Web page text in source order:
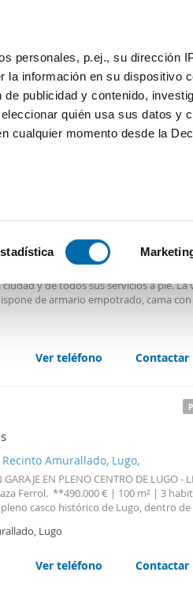
personales, p.ej., su dirección
información en su dispositivo
publicidad y contenido,
quién usa sus datos y
cualquier momento desde la
buscar características
personales y establezca
su consentimiento en
contenido y los anuncios,
información sobre el uso
y análisis web, quienes
o que hayan recopilado a
Habitaciones Más filtros - 2
y de todos sus servicios a pie. La
de armario empotrado, cama con
Ver teléfono Contactar
Amurallado, Lugo,
EN PLENO CENTRO DE LUGO -
Ferrol.  **490.000 € | 100 m² | 3
casco histórico de Lugo, dentro de
que hace única
Lugo
Ver teléfono Contactar